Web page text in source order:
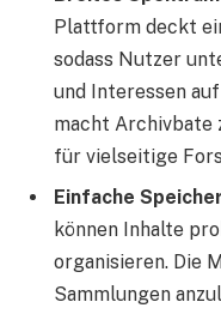
Plattform deckt
sodass Nutzer
und Interessen
macht Archivbate
für vielseitige
Einfache
können Inhalte
organisieren. Die
Sammlungen